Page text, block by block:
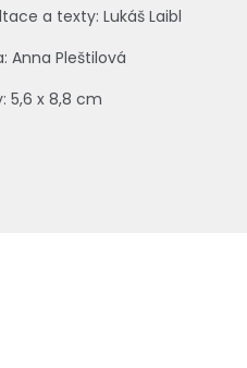
a texty: Lukáš Laibl
Anna Pleštilová
5,6 x 8,8 cm